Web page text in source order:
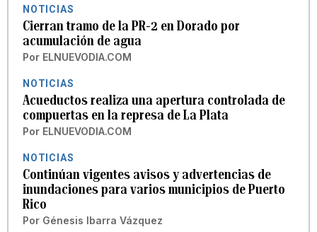
NOTICIAS
Cierran tramo de la PR-2 en Dorado por
acumulación de agua
Por ELNUEVODIA.COM
NOTICIAS
Acueductos realiza una apertura controlada de
compuertas en la represa de La Plata
Por ELNUEVODIA.COM
NOTICIAS
Continúan vigentes avisos y advertencias de
inundaciones para varios municipios de Puerto
Rico
Por Génesis Ibarra Vázquez